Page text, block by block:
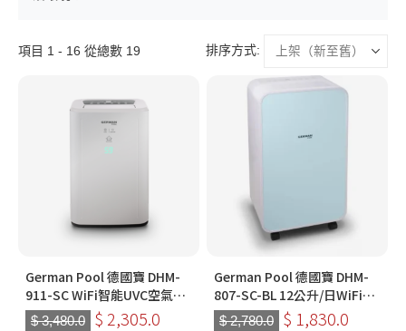
項目 1 - 16 從總數 19 排序方式:
German Pool 德國寶 DHM-
911-SC WiFi智能UVC空氣淨
化抽濕機
$ 3,480.0 $ 2,305.0
German Pool 德國寶 DHM-
807-SC-BL 12公升/日WiFi智
能 空氣淨化抽濕機 (藍色)
$ 2,780.0 $ 1,830.0